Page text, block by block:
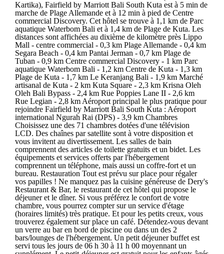
Kartika), Fairfield by Marriott Bali South Kuta est à 5 min de
marche de Plage Allemande et à 12 min à pied de Centre
commercial Discovery. Cet hôtel se trouve à 1,1 km de Parc
aquatique Waterbom Bali et à 1,4 km de Plage de Kuta. Les
distances sont affichées au dixième de kilomètre près Lippo
Mall - centre commercial - 0,3 km Plage Allemande - 0,4 km
Segara Beach - 0,4 km Pantai Jerman - 0,7 km Plage de
Tuban - 0,9 km Centre commercial Discovery - 1 km Parc
aquatique Waterbom Bali - 1,2 km Centre de Kuta - 1,3 km
Plage de Kuta - 1,7 km Le Keranjang Bali - 1,9 km Marché
artisanal de Kuta - 2 km Kuta Square - 2,3 km Krisna Oleh
Oleh Bali Bypass - 2,4 km Rue Poppies Lane II - 2,6 km
Rue Legian - 2,8 km Aéroport principal le plus pratique pour
rejoindre Fairfield by Marriott Bali South Kuta : Aéroport
international Ngurah Rai (DPS) - 3,9 km Chambres
Choisissez une des 71 chambres dotées d'une télévision
LCD. Des chaînes par satellite sont à votre disposition et
vous invitent au divertissement. Les salles de bain
comprennent des articles de toilette gratuits et un bidet. Les
équipements et services offerts par l'hébergement
comprennent un téléphone, mais aussi un coffre-fort et un
bureau. Restauration Tout est prévu sur place pour régaler
vos papilles ! Ne manquez pas la cuisine généreuse de Dery's
Restaurant & Bar, le restaurant de cet hôtel qui propose le
déjeuner et le dîner. Si vous préférez le confort de votre
chambre, vous pourrez compter sur un service d'étage
(horaires limités) très pratique. Et pour les petits creux, vous
trouverez également sur place un café. Détendez-vous devant
un verre au bar en bord de piscine ou dans un des 2
bars/lounges de l'hébergement. Un petit déjeuner buffet est
servi tous les jours de 06 h 30 à 11 h 00 moyennant un